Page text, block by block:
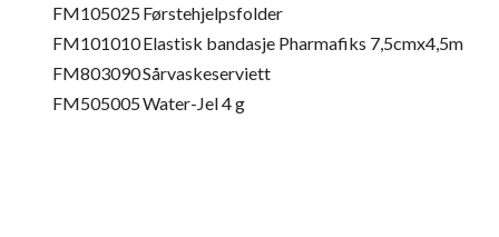
FM105025Førstehjelpsfolder
FM101010Elastisk bandasje Pharmafiks 7,5cmx4,5m
FM803090Sårvaskeserviett
FM505005Water-Jel 4 g